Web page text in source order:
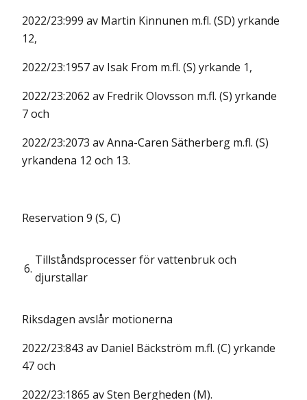
2022/23:999 av Martin Kinnunen m.fl. (SD) yrkande
12,
2022/23:1957 av Isak From m.fl. (S) yrkande 1,
2022/23:2062 av Fredrik Olovsson m.fl. (S) yrkande
7 och
2022/23:2073 av Anna-Caren Sätherberg m.fl. (S)
yrkandena 12 och 13.
Reservation 9 (S, C)
6.
Tillståndsprocesser för vattenbruk och
djurstallar
Riksdagen avslår motionerna
2022/23:843 av Daniel Bäckström m.fl. (C) yrkande
47 och
2022/23:1865 av Sten Bergheden (M).